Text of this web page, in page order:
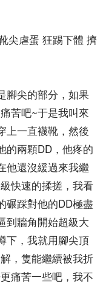
尖虐蛋 狂踢下體 擠
腳尖的部分，如果
苦吧~于是我叫來
上一直襪靴，然後
的兩顆DD，他疼的
他還沒緩過來我繼
快速的揉搓，我看
碾踩對他的DD極盡
到牆角開始超級大
下，我就用腳尖頂
，隻能繼續被我折
痛苦一些吧，我不